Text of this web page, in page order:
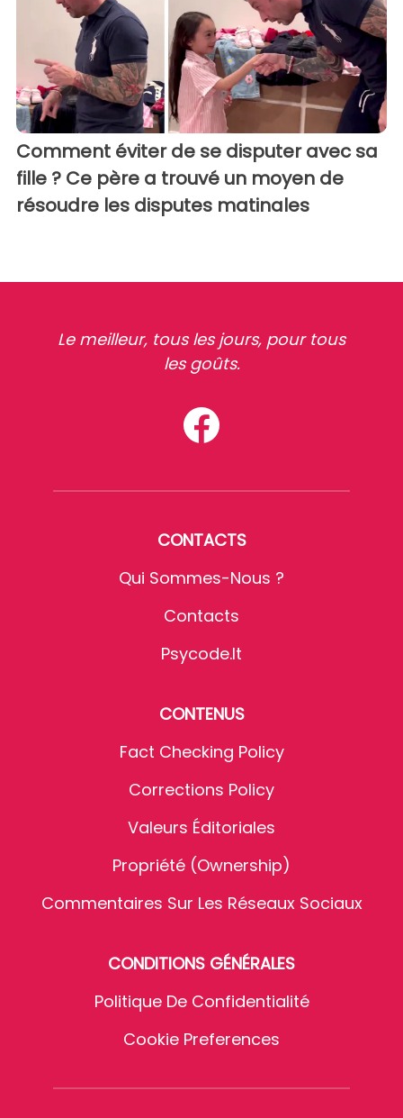
Comment éviter de se disputer avec sa
fille ? Ce père a trouvé un moyen de
résoudre les disputes matinales
Le meilleur, tous les jours, pour tous
les goûts.
CONTACTS
Qui Sommes-Nous ?
Contacts
Psycode.it
CONTENUS
Fact Checking Policy
Corrections Policy
Valeurs Éditoriales
Propriété (Ownership)
Commentaires Sur Les Réseaux Sociaux
CONDITIONS GÉNÉRALES
Politique De Confidentialité
Cookie Preferences